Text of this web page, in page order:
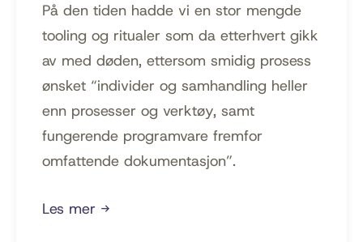
På den tiden hadde vi en stor mengde
tooling og ritualer som da etterhvert gikk
av med døden, ettersom smidig prosess
ønsket “individer og samhandling heller
enn prosesser og verktøy, samt
fungerende programvare fremfor
omfattende dokumentasjon”.
Les mer →